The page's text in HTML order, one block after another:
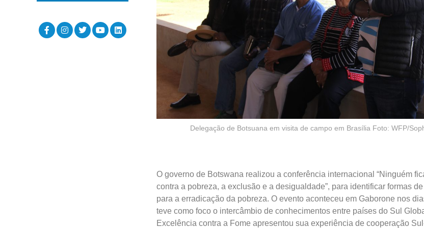
Delegação de Botsuana em visita de campo em Brasília Foto: WFP/
O governo de Botswana realizou a conferência internacional “Ninguém
contra a pobreza, a exclusão e a desigualdade”, para identificar formas
para a erradicação da pobreza. O evento aconteceu em Gaborone nos
teve como foco o intercâmbio de conhecimentos entre países do Sul
Excelência contra a Fome apresentou sua experiência de cooperação